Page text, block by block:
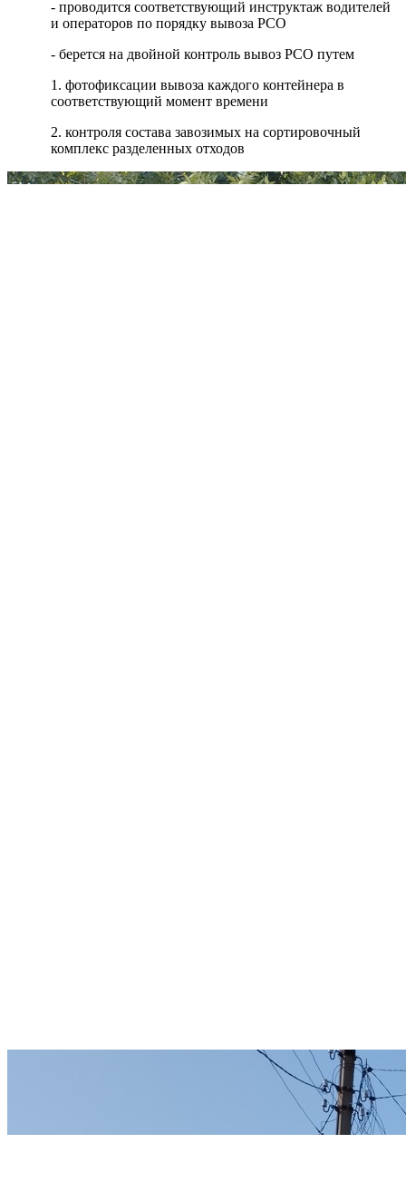
- проводится соответствующий инструктаж водителей
и операторов по порядку вывоза РСО
- берется на двойной контроль вывоз РСО путем
1. фотофиксации вывоза каждого контейнера в
соответствующий момент времени
2. контроля состава завозимых на сортировочный
комплекс разделенных отходов